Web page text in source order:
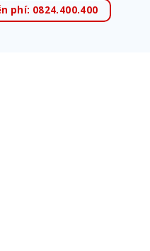
phí: 0824.400.400